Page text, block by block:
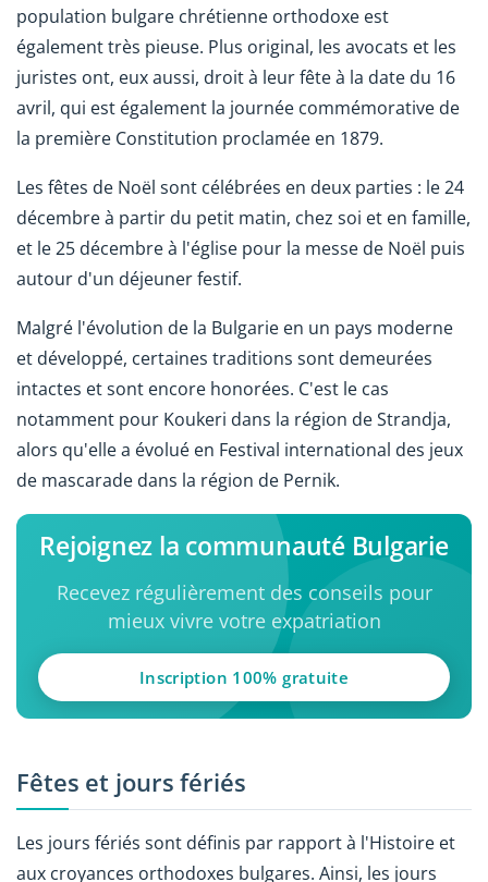
population bulgare chrétienne orthodoxe est
également très pieuse. Plus original, les avocats et les
juristes ont, eux aussi, droit à leur fête à la date du 16
avril, qui est également la journée commémorative de
la première Constitution proclamée en 1879.
Les fêtes de Noël sont célébrées en deux parties : le 24
décembre à partir du petit matin, chez soi et en famille,
et le 25 décembre à l'église pour la messe de Noël puis
autour d'un déjeuner festif.
Malgré l'évolution de la Bulgarie en un pays moderne
et développé, certaines traditions sont demeurées
intactes et sont encore honorées. C'est le cas
notamment pour Koukeri dans la région de Strandja,
alors qu'elle a évolué en Festival international des jeux
de mascarade dans la région de Pernik.
Rejoignez la communauté Bulgarie
Recevez régulièrement des conseils pour
mieux vivre votre expatriation
Inscription 100% gratuite
Fêtes et jours fériés
Les jours fériés sont définis par rapport à l'Histoire et
aux croyances orthodoxes bulgares. Ainsi, les jours